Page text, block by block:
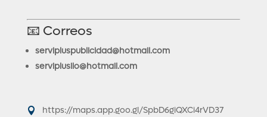
📧 Correos
servipluspublicidad@hotmail.com
serviplusilo@hotmail.com
https://maps.app.goo.gl/SpbD6giQXCi4rVD37